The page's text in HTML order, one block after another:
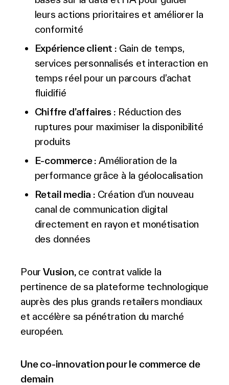
leurs actions prioritaires et améliorer la
conformité
Expérience client : Gain de temps,
services personnalisés et interaction en
temps réel pour un parcours d’achat
fluidifié
Chiffre d’affaires : Réduction des
ruptures pour maximiser la disponibilité
produits
E-commerce : Amélioration de la
performance grâce à la géolocalisation
Retail media : Création d’un nouveau
canal de communication digital
directement en rayon et monétisation
des données
Pour Vusion, ce contrat valide la
pertinence de sa plateforme technologique
auprès des plus grands retailers mondiaux
et accélère sa pénétration du marché
européen.
Une co-innovation pour le commerce de
demain